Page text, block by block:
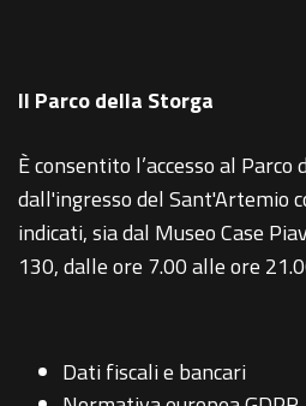
Il Parco della Storga
È consentito l’accesso al
dall'ingresso del Sant'Artemio
indicati, sia dal Museo Case
130, dalle ore 7.00 alle ore
Dati fiscali e bancari